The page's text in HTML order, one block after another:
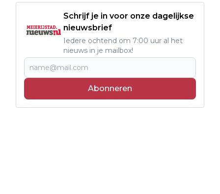
Schrijf je in voor onze dagelijkse
nieuwsbrief
Iedere ochtend om 7:00 uur al het
nieuws in je mailbox!
Abonneren